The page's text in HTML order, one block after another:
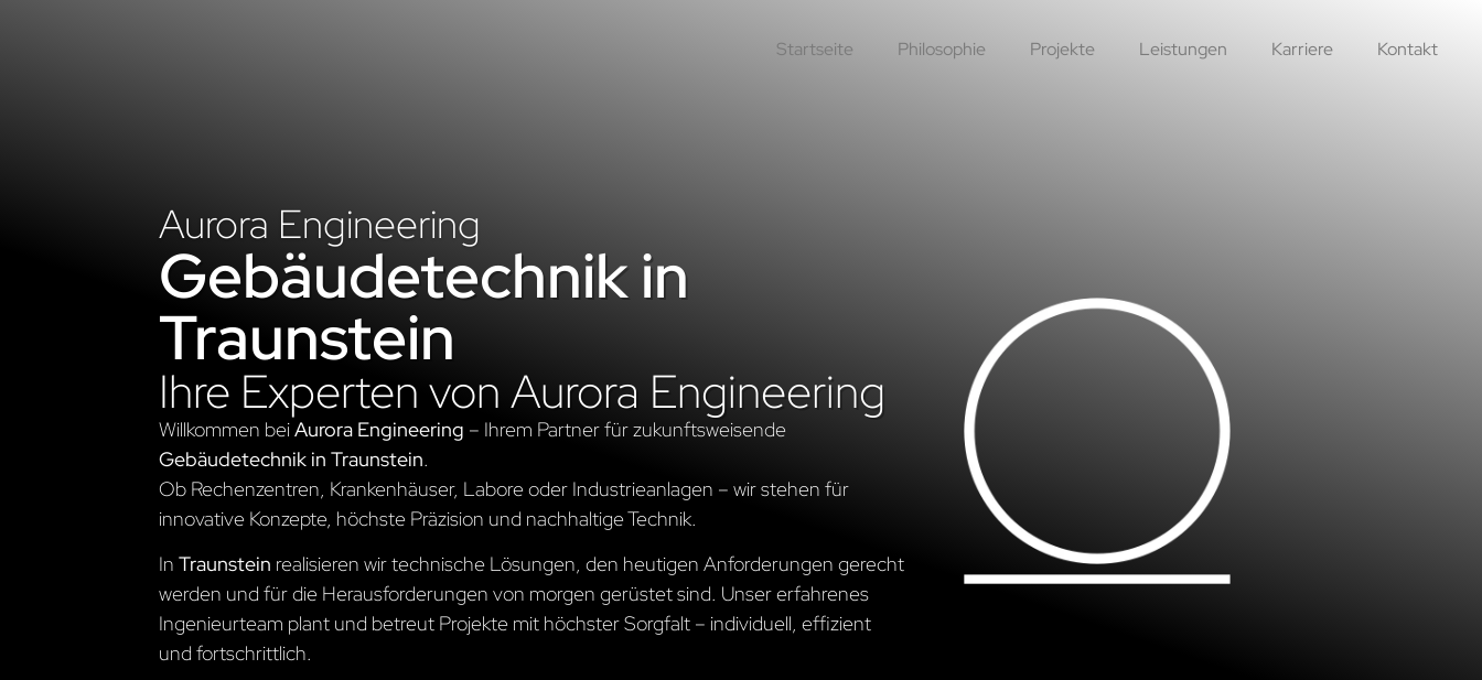
Startseite Philosophie Projekte Leistungen Karriere Kontakt
Aurora Engineering
Gebäudetechnik in
Traunstein
Ihre Experten von Aurora Engineering
Willkommen beiAurora Engineering – Ihrem Partner für zukunftsweisende
Gebäudetechnik in Traunstein.
Ob Rechenzentren, Krankenhäuser, Labore oder Industrieanlagen – wir stehen für
innovative Konzepte, höchste Präzision und nachhaltige Technik.
InTraunstein realisieren wir technische Lösungen, den heutigen Anforderungen gerecht
werden und für die Herausforderungen von morgen gerüstet sind. Unser erfahrenes
Ingenieurteam plant und betreut Projekte mit höchster Sorgfalt – individuell, effizient
und fortschrittlich.